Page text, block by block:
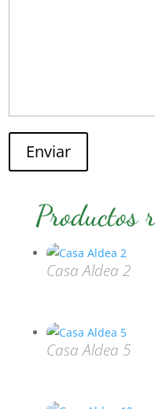
Enviar
Productos
Casa Aldea 2
Casa Aldea 5